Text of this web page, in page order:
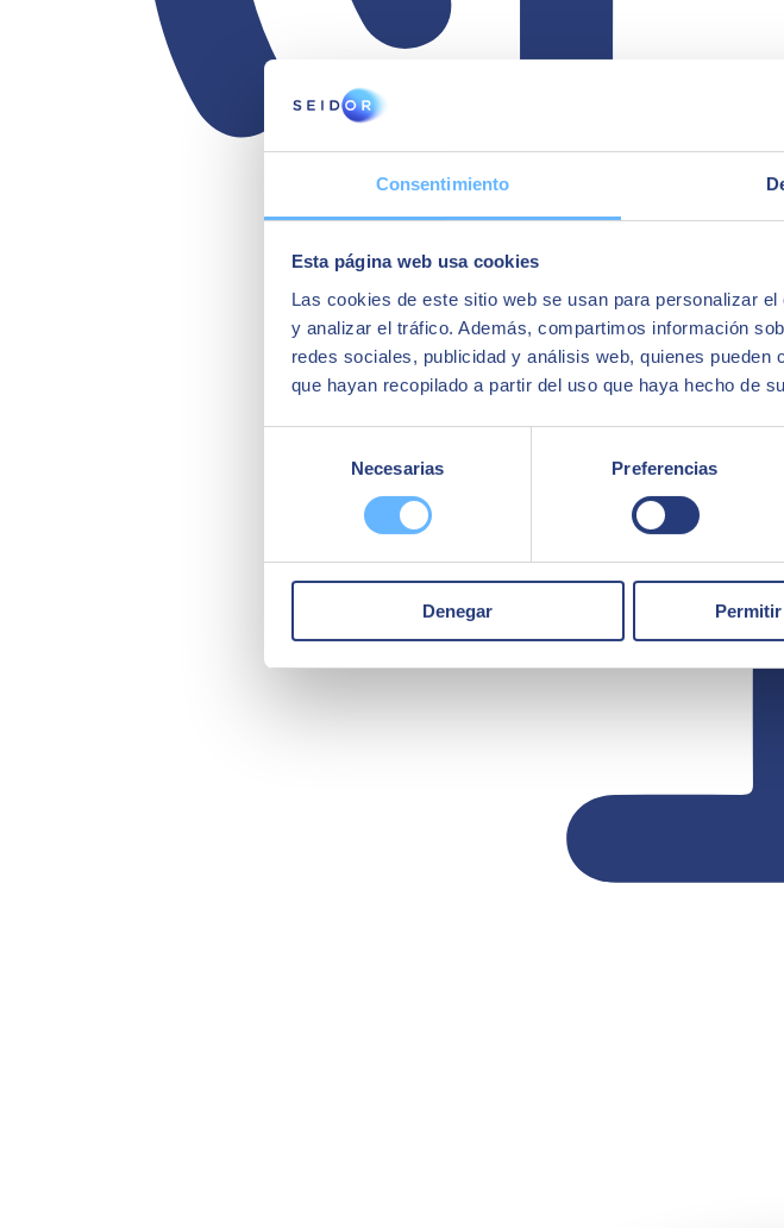
Consentimiento
Esta página web usa cookies
Las cookies de este sitio web se usan para personalizar
y analizar el tráfico. Además, compartimos información
redes sociales, publicidad y análisis web, quienes
que hayan recopilado a partir del uso que haya hecho de
consentimiento
Necesarias Preferencias
Denegar